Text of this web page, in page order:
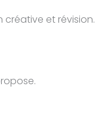
et révision.